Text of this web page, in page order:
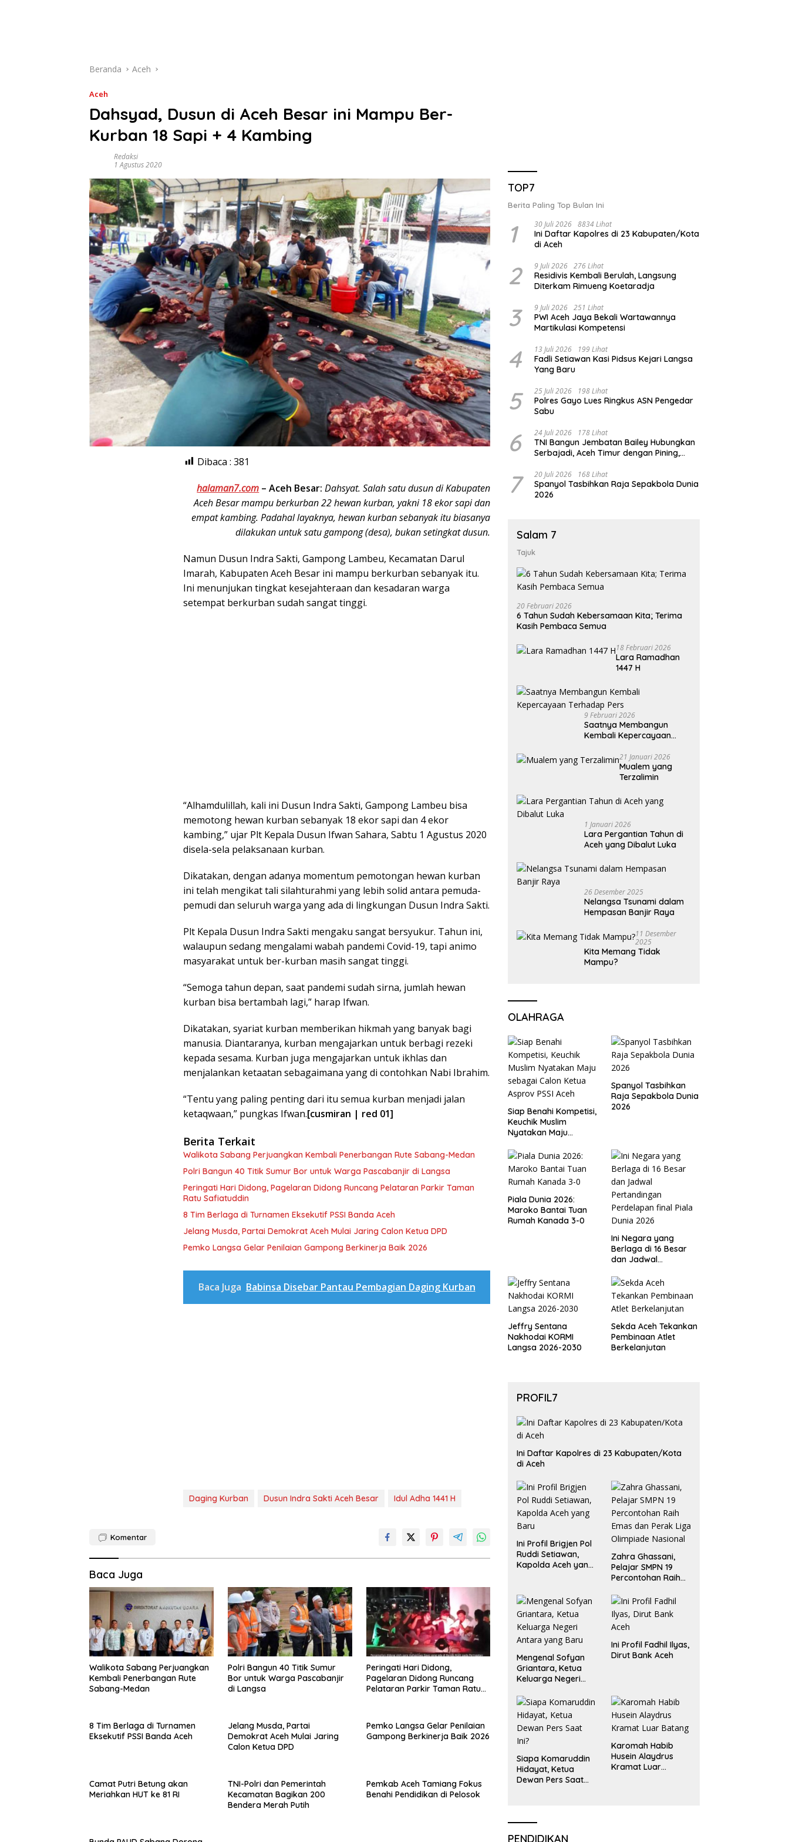
Beranda Aceh
Aceh
Dahsyad, Dusun di Aceh Besar ini Mampu Ber-
Kurban 18 Sapi + 4 Kambing
Redaksi
1 Agustus 2020
Dibaca : 381
halaman7.com –Aceh Besar: Dahsyat. Salah satu dusun di Kabupaten
Aceh Besar mampu berkurban 22 hewan kurban, yakni 18 ekor sapi dan
empat kambing. Padahal layaknya, hewan kurban sebanyak itu biasanya
dilakukan untuk satu gampong (desa), bukan setingkat dusun.
Namun Dusun Indra Sakti, Gampong Lambeu, Kecamatan Darul
Imarah, Kabupaten Aceh Besar ini mampu berkurban sebanyak itu.
Ini menunjukan tingkat kesejahteraan dan kesadaran warga
setempat berkurban sudah sangat tinggi.
“Alhamdulillah, kali ini Dusun Indra Sakti, Gampong Lambeu bisa
memotong hewan kurban sebanyak 18 ekor sapi dan 4 ekor
kambing,” ujar Plt Kepala Dusun Ifwan Sahara, Sabtu 1 Agustus 2020
disela-sela pelaksanaan kurban.
Dikatakan, dengan adanya momentum pemotongan hewan kurban
ini telah mengikat tali silahturahmi yang lebih solid antara pemuda-
pemudi dan seluruh warga yang ada di lingkungan Dusun Indra Sakti.
Plt Kepala Dusun Indra Sakti mengaku sangat bersyukur. Tahun ini,
walaupun sedang mengalami wabah pandemi Covid-19, tapi animo
masyarakat untuk ber-kurban masih sangat tinggi.
“Semoga tahun depan, saat pandemi sudah sirna, jumlah hewan
kurban bisa bertambah lagi,” harap Ifwan.
Dikatakan, syariat kurban memberikan hikmah yang banyak bagi
manusia. Diantaranya, kurban mengajarkan untuk berbagi rezeki
kepada sesama. Kurban juga mengajarkan untuk ikhlas dan
menjalankan ketaatan sebagaimana yang di contohkan Nabi Ibrahim.
“Tentu yang paling penting dari itu semua kurban menjadi jalan
ketaqwaan,” pungkas Ifwan.[cusmiran | red 01]
Berita Terkait
Walikota Sabang Perjuangkan Kembali Penerbangan Rute Sabang-Medan
Polri Bangun 40 Titik Sumur Bor untuk Warga Pascabanjir di Langsa
Peringati Hari Didong, Pagelaran Didong Runcang Pelataran Parkir Taman
Ratu Safiatuddin
8 Tim Berlaga di Turnamen Eksekutif PSSI Banda Aceh
Jelang Musda, Partai Demokrat Aceh Mulai Jaring Calon Ketua DPD
Pemko Langsa Gelar Penilaian Gampong Berkinerja Baik 2026
Baca Juga Babinsa Disebar Pantau Pembagian Daging Kurban
Daging Kurban Dusun Indra Sakti Aceh Besar Idul Adha 1441 H
Komentar
Baca Juga
Walikota Sabang Perjuangkan
Kembali Penerbangan Rute
Sabang-Medan
Polri Bangun 40 Titik Sumur
Bor untuk Warga Pascabanjir
di Langsa
Peringati Hari Didong,
Pagelaran Didong Runcang
Pelataran Parkir Taman Ratu
8 Tim Berlaga di Turnamen
Eksekutif PSSI Banda Aceh
Jelang Musda, Partai
Demokrat Aceh Mulai Jaring
Calon Ketua DPD
Pemko Langsa Gelar Penilaian
Gampong Berkinerja Baik 2026
Camat Putri Betung akan
Meriahkan HUT ke 81 RI
TNI-Polri dan Pemerintah
Kecamatan Bagikan 200
Bendera Merah Putih
Pemkab Aceh Tamiang Fokus
Benahi Pendidikan di Pelosok
TOP7
Berita Paling Top Bulan Ini
1 30 Juli 2026 8834 Lihat
Ini Daftar Kapolres di 23 Kabupaten/Kota
di Aceh
2 9 Juli 2026 276 Lihat
Residivis Kembali Berulah, Langsung
Diterkam Rimueng Koetaradja
3 9 Juli 2026 251 Lihat
PWI Aceh Jaya Bekali Wartawannya
Martikulasi Kompetensi
4 13 Juli 2026 199 Lihat
Fadli Setiawan Kasi Pidsus Kejari Langsa
Yang Baru
5 25 Juli 2026 198 Lihat
Polres Gayo Lues Ringkus ASN Pengedar
Sabu
6 24 Juli 2026 178 Lihat
TNI Bangun Jembatan Bailey Hubungkan
Serbajadi, Aceh Timur dengan Pining,
7 20 Juli 2026 168 Lihat
Spanyol Tasbihkan Raja Sepakbola Dunia
2026
Salam 7
Tajuk
20 Februari 2026
6 Tahun Sudah Kebersamaan Kita; Terima
Kasih Pembaca Semua
18 Februari 2026
Lara Ramadhan
1447 H
9 Februari 2026
Saatnya Membangun
Kembali Kepercayaan
21 Januari 2026
Mualem yang
Terzalimin
1 Januari 2026
Lara Pergantian Tahun di
Aceh yang Dibalut Luka
26 Desember 2025
Nelangsa Tsunami dalam
Hempasan Banjir Raya
11 Desember
2025
Kita Memang Tidak
Mampu?
OLAHRAGA
Siap Benahi Kompetisi,
Keuchik Muslim
Nyatakan Maju
Asprov PSSI Aceh
Spanyol Tasbihkan
Raja Sepakbola Dunia
2026
Piala Dunia 2026:
Maroko Bantai Tuan
Rumah Kanada 3-0
Ini Negara yang
Berlaga di 16 Besar
dan Jadwal
Perdelapan final Piala
Dunia 2026
Jeffry Sentana
Nakhodai KORMI
Langsa 2026-2030
Sekda Aceh Tekankan
Pembinaan Atlet
Berkelanjutan
PROFIL7
Ini Daftar Kapolres di 23 Kabupaten/Kota
di Aceh
Ini Profil Brigjen Pol
Ruddi Setiawan,
Kapolda Aceh yang
Zahra Ghassani,
Pelajar SMPN 19
Percontohan Raih
Liga Olimpiade
Nasional
Mengenal Sofyan
Griantara, Ketua
Keluarga Negeri
Ini Profil Fadhil Ilyas,
Dirut Bank Aceh
Siapa Komaruddin
Hidayat, Ketua
Dewan Pers Saat
Karomah Habib
Husein Alaydrus
Kramat Luar
PENDIDIKAN